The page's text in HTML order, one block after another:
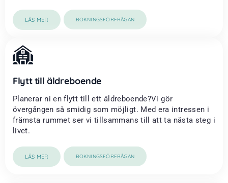
LÄS MER BOKNINGSFÖRFRÅGAN
Flytt till äldreboende
Planerar ni en flytt till ett äldreboende?Vi gör
övergången så smidig som möjligt. Med era intressen i
främsta rummet ser vi tillsammans till att ta nästa steg i
livet.
LÄS MER BOKNINGSFÖRFRÅGAN